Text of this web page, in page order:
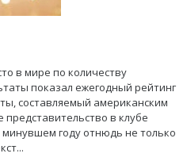
в мире по количеству
показал ежегодный рейтинг
составляемый американским
представительство в клубе
году отнюдь не только